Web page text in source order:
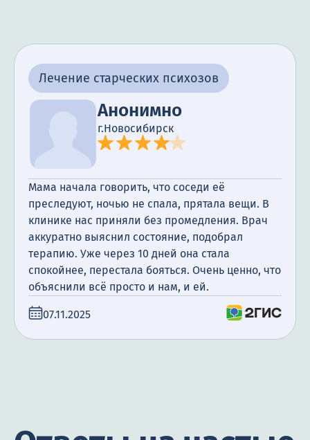
Лечение старческих психозов
Анонимно
г.Новосибирск
Мама начала говорить, что соседи её
преследуют, ночью не спала, прятала вещи. В
клинике нас приняли без промедления. Врач
аккуратно выяснил состояние, подобрал
терапию. Уже через 10 дней она стала
спокойнее, перестала бояться. Очень ценно, что
объяснили всё просто и нам, и ей.
07.11.2025